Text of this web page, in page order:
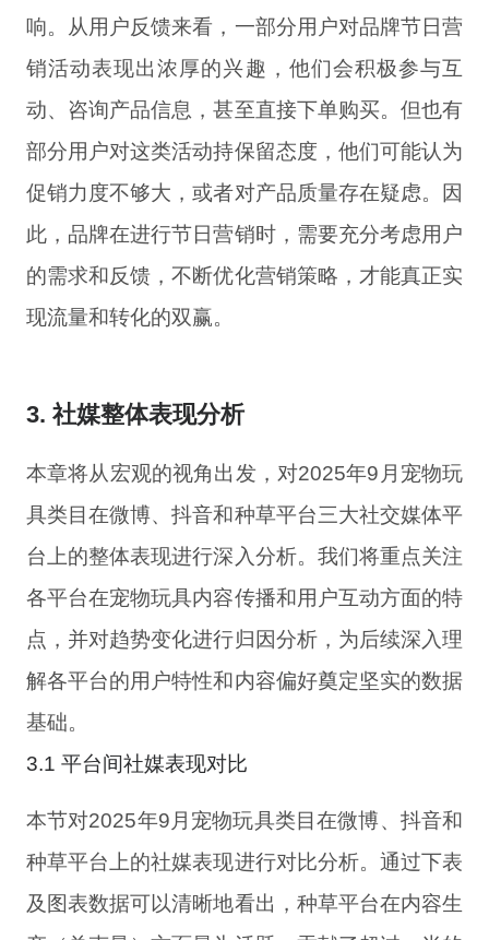
响。从用户反馈来看，一部分用户对品牌节日营
销活动表现出浓厚的兴趣，他们会积极参与互
动、咨询产品信息，甚至直接下单购买。但也有
部分用户对这类活动持保留态度，他们可能认为
促销力度不够大，或者对产品质量存在疑虑。因
此，品牌在进行节日营销时，需要充分考虑用户
的需求和反馈，不断优化营销策略，才能真正实
现流量和转化的双赢。
3. 社媒整体表现分析
本章将从宏观的视角出发，对2025年9月宠物玩
具类目在微博、抖音和种草平台三大社交媒体平
台上的整体表现进行深入分析。我们将重点关注
各平台在宠物玩具内容传播和用户互动方面的特
点，并对趋势变化进行归因分析，为后续深入理
解各平台的用户特性和内容偏好奠定坚实的数据
基础。
3.1 平台间社媒表现对比
本节对2025年9月宠物玩具类目在微博、抖音和
种草平台上的社媒表现进行对比分析。通过下表
及图表数据可以清晰地看出，种草平台在内容生